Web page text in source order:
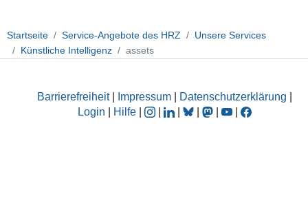
Startseite Service-Angebote des HRZ
Unsere Services
Künstliche Intelligenz
assets
Barrierefreiheit| Impressum Datenschutzerklärung
Login
Hilfe